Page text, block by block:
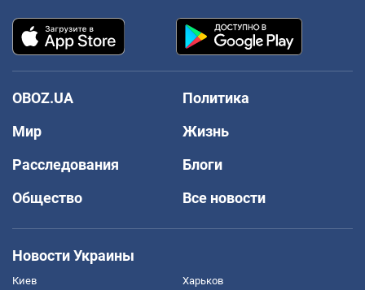
OBOZ.UA
Политика
Мир
Жизнь
Расследования
Блоги
Общество
Все новости
Новости Украины
Киев Харьков